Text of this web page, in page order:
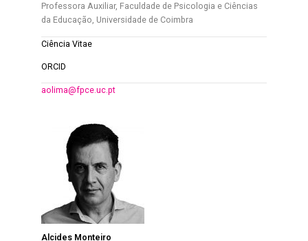
Professora Auxiliar, Faculdade de Psicologia e Ciências
da Educação, Universidade de Coimbra
Ciência Vitae
ORCID
aolima@fpce.uc.pt
Alcides Monteiro